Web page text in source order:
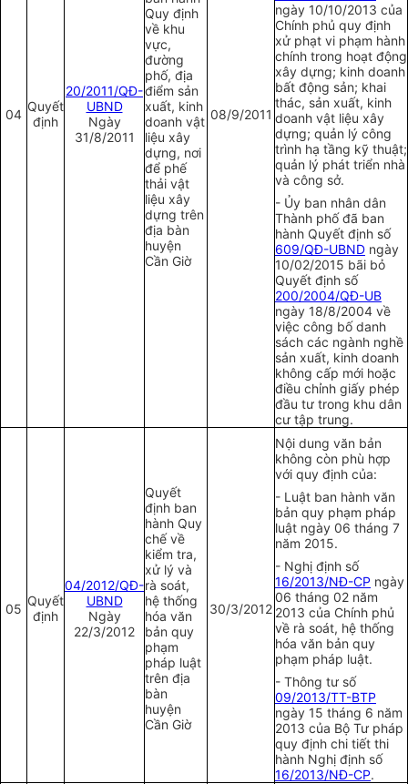
04
Quyết
định
20/2011/QĐ-
UBND
Ngày
31/8/2011
Quy định
về khu
vực,
đường
phố, địa
điểm sản
xuất, kinh
doanh vật
liệu xây
dựng, nơi
để phế
thải vật
liệu xây
dựng trên
địa bàn
huyện
Cần Giờ
08/9/2011
ngày 10/10/2013 của
Chính phủ quy định
xử phạt vi phạm hành
chính trong hoạt động
xây dựng; kinh doanh
bất động sản; khai
thác, sản xuất, kinh
doanh vật liệu xây
dựng; quản lý công
trình hạ tầng kỹ thuật;
quản lý phát triển nhà
và công sở.
- Ủy ban nhân dân
Thành phố đã ban
hành Quyết định số
609/QĐ-UBND ngày
10/02/2015 bãi bỏ
Quyết định số
200/2004/QĐ-UB
ngày 18/8/2004 về
việc công bố danh
sách các ngành nghề
sản xuất, kinh doanh
không cấp mới hoặc
điều chỉnh giấy phép
đầu tư trong khu dân
cư tập trung.
05
Quyết
định
04/2012/QĐ-
UBND
Ngày
22/3/2012
Quyết
định ban
hành Quy
chế về
kiểm tra,
xử lý và
rà soát,
hệ thống
hóa văn
bản quy
phạm
pháp luật
trên địa
bàn
huyện
Cần Giờ
30/3/2012
Nội dung văn bản
không còn phù hợp
với quy định của:
- Luật ban hành văn
bản quy phạm pháp
luật ngày 06 tháng 7
năm 2015.
- Nghị định số
16/2013/NĐ-CP ngày
06 tháng 02 năm
2013 của Chính phủ
về rà soát, hệ thống
hóa văn bản quy
phạm pháp luật.
- Thông tư số
09/2013/TT-BTP
ngày 15 tháng 6 năm
2013 của Bộ Tư pháp
quy định chi tiết thi
hành Nghị định số
16/2013/NĐ-CP.